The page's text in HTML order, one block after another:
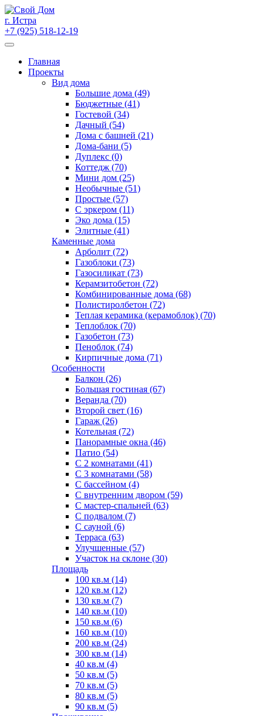
Skip
to
content
г. Истра
+7 (925) 518-12-19
Главная
Проекты
Вид дома
Большие дома (49)
Бюджетные (41)
Гостевой (34)
Дачный (54)
Дома с башней (21)
Дома-бани (5)
Дуплекс (0)
Коттедж (70)
Мини дом (25)
Необычные (51)
Простые (57)
С эркером (11)
Эко дома (15)
Элитные (41)
Каменные дома
Арболит (72)
Газоблоки (73)
Газосиликат (73)
Керамзитобетон (72)
Комбинированные дома (68)
Полистиролбетон (72)
Теплая керамика (керамоблок) (70)
Теплоблок (70)
Газобетон (73)
Пеноблок (74)
Кирпичные дома (71)
Особенности
Балкон (26)
Большая гостиная (67)
Веранда (70)
Второй свет (16)
Гараж (26)
Котельная (72)
Панорамные окна (46)
Патио (54)
С 2 комнатами (41)
С 3 комнатами (58)
С бассейном (4)
С внутренним двором (59)
С мастер-спальней (63)
С подвалом (7)
С сауной (6)
Терраса (63)
Улучшенные (57)
Участок на склоне (30)
Площадь
100 кв.м (14)
120 кв.м (12)
130 кв.м (7)
140 кв.м (10)
150 кв.м (6)
160 кв.м (10)
200 кв.м (24)
300 кв.м (14)
40 кв.м (4)
50 кв.м (5)
70 кв.м (5)
80 кв.м (5)
90 кв.м (5)